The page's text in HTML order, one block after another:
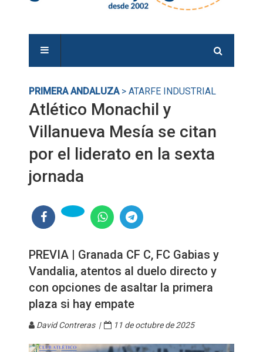
PRIMERA ANDALUZA> ATARFE INDUSTRIAL
Atlético Monachil y
Villanueva Mesía se citan
por el liderato en la sexta
jornada
PREVIA | Granada CF C, FC Gabias y
Vandalia, atentos al duelo directo y
con opciones de asaltar la primera
plaza si hay empate
David Contreras | 11 de octubre de 2025